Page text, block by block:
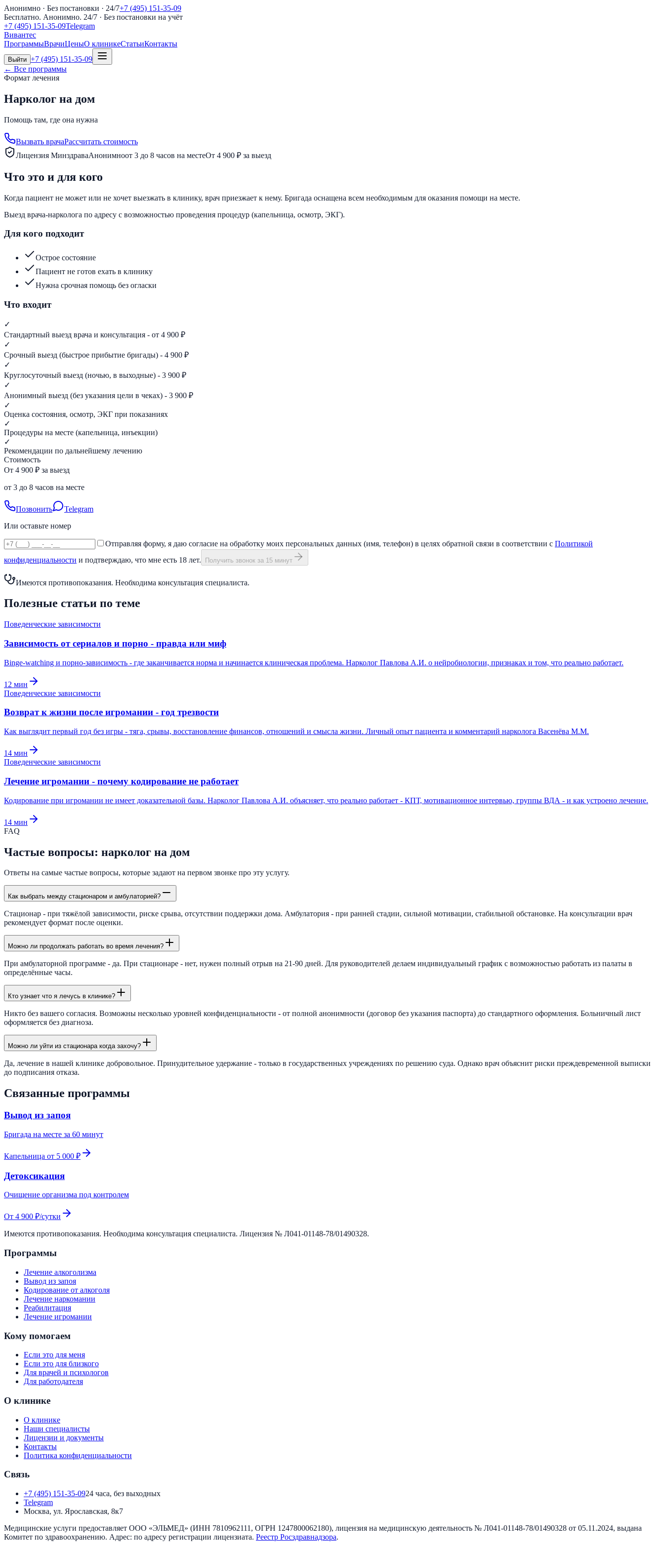
Анонимно · Без постановки · 24/7+7 (495) 151-35-09
Бесплатно. Анонимно. 24/7 · Без постановки на учёт
+7 (495) 151-35-09Telegram
Вивантес
ПрограммыВрачиЦеныО клиникеСтатьиКонтакты
Выйти +7 (495) 151-35-09
← Все программы
Формат лечения
Нарколог на дом
Помощь там, где она нужна
Вызвать врачаРассчитать стоимость
Лицензия МинздраваАнонимноот 3 до 8 часов на местеОт 4 900 ₽ за выезд
Что это и для кого
Когда пациент не может или не хочет выезжать в клинику, врач приезжает к нему. Бригада оснащена всем необходимым для оказания помощи на месте.
Выезд врача-нарколога по адресу с возможностью проведения процедур (капельница, осмотр, ЭКГ).
Для кого подходит
Острое состояние
Пациент не готов ехать в клинику
Нужна срочная помощь без огласки
Что входит
✓
Стандартный выезд врача и консультация - от 4 900 ₽
✓
Срочный выезд (быстрое прибытие бригады) - 4 900 ₽
✓
Круглосуточный выезд (ночью, в выходные) - 3 900 ₽
✓
Анонимный выезд (без указания цели в чеках) - 3 900 ₽
✓
Оценка состояния, осмотр, ЭКГ при показаниях
✓
Процедуры на месте (капельница, инъекции)
✓
Рекомендации по дальнейшему лечению
Стоимость
От 4 900 ₽ за выезд
от 3 до 8 часов на месте
Позвонить
Telegram
Или оставьте номер
Отправляя форму, я даю согласие на обработку моих персональных данных (имя, телефон) в целях обратной связи в соответствии с Политикой
конфиденциальности и подтверждаю, что мне есть 18 лет. Получить звонок за 15 минут
Имеются противопоказания. Необходима консультация специалиста.
Полезные статьи по теме
Поведенческие зависимости
Зависимость от сериалов и порно - правда или миф
Binge-watching и порно-зависимость - где заканчивается норма и начинается клиническая проблема. Нарколог Павлова А.И. о нейробиологии, признаках и том, что реально работает.
12 мин
Поведенческие зависимости
Возврат к жизни после игромании - год трезвости
Как выглядит первый год без игры - тяга, срывы, восстановление финансов, отношений и смысла жизни. Личный опыт пациента и комментарий нарколога Васенёва М.М.
14 мин
Поведенческие зависимости
Лечение игромании - почему кодирование не работает
Кодирование при игромании не имеет доказательной базы. Нарколог Павлова А.И. объясняет, что реально работает - КПТ, мотивационное интервью, группы ВДА - и как устроено лечение.
14 мин
FAQ
Частые вопросы: нарколог на дом
Ответы на самые частые вопросы, которые задают на первом звонке про эту услугу.
Как выбрать между стационаром и амбулаторией?
Стационар - при тяжёлой зависимости, риске срыва, отсутствии поддержки дома. Амбулатория - при ранней стадии, сильной мотивации, стабильной обстановке. На консультации врач
рекомендует формат после оценки.
Можно ли продолжать работать во время лечения?
При амбулаторной программе - да. При стационаре - нет, нужен полный отрыв на 21-90 дней. Для руководителей делаем индивидуальный график с возможностью работать из палаты в
определённые часы.
Кто узнает что я лечусь в клинике?
Никто без вашего согласия. Возможны несколько уровней конфиденциальности - от полной анонимности (договор без указания паспорта) до стандартного оформления. Больничный лист
оформляется без диагноза.
Можно ли уйти из стационара когда захочу?
Да, лечение в нашей клинике добровольное. Принудительное удержание - только в государственных учреждениях по решению суда. Однако врач объяснит риски преждевременной выписки
до подписания отказа.
Связанные программы
Вывод из запоя
Бригада на месте за 60 минут
Капельница от 5 000 ₽
Детоксикация
Очищение организма под контролем
От 4 900 ₽/сутки
Имеются противопоказания. Необходима консультация специалиста. Лицензия № Л041-01148-78/01490328.
Программы
Лечение алкоголизма
Вывод из запоя
Кодирование от алкоголя
Лечение наркомании
Реабилитация
Лечение игромании
Кому помогаем
Если это для меня
Если это для близкого
Для врачей и психологов
Для работодателя
О клинике
О клинике
Наши специалисты
Лицензии и документы
Контакты
Политика конфиденциальности
Связь
+7 (495) 151-35-0924 часа, без выходных
Telegram
Москва, ул. Ярославская, 8к7
Медицинские услуги предоставляет ООО «ЭЛЬМЕД» (ИНН 7810962111 , ОГРН 1247800062180), лицензия на медицинскую деятельность № Л041-01148-78/01490328 от 05.11.2024, выдана
Комитет по здравоохранению. Адрес: по адресу регистрации лицензиата. Реестр Росздравнадзора.